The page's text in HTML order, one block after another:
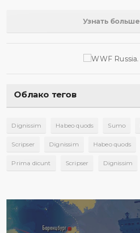
Узнать больше
Облако тегов
Dignissim Habeo quods Sumo
Scripser Dignissim Habeo quods
Prima dicunt Scripser Dignissim